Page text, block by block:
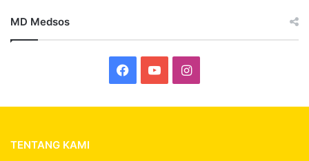
MD Medsos
Facebook
YouTubeInstagram
TENTANG KAMI